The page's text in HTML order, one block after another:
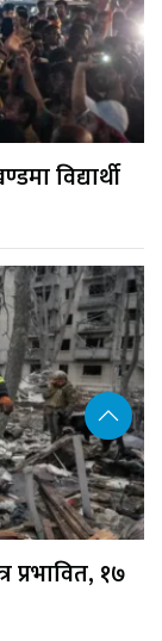
विद्यार्थी
प्रभावित, १७